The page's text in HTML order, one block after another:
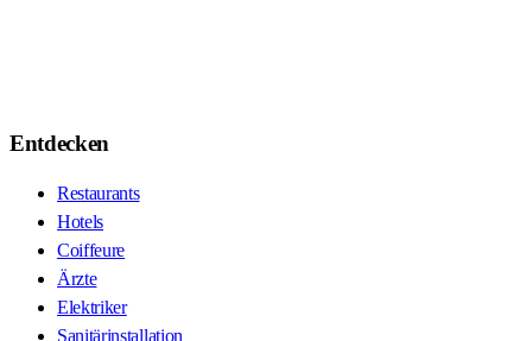
Entdecken
Restaurants
Hotels
Coiffeure
Ärzte
Elektriker
Sanitärinstallation